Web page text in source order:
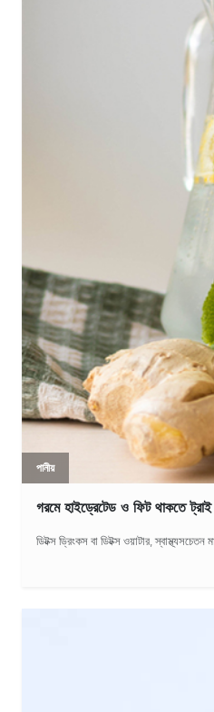
পানীয়
গরমে হাইড্রেটেড ও ফিট থাকতে
ডিটক্স ড্রিংকস বা ডিটক্স ওয়াটার,